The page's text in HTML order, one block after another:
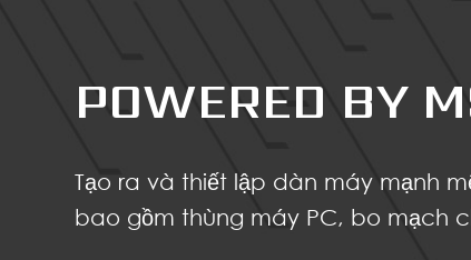
POWERED BY
Tạo ra và thiết lập dàn máy mạnh
bao gồm thùng máy PC, bo mạch